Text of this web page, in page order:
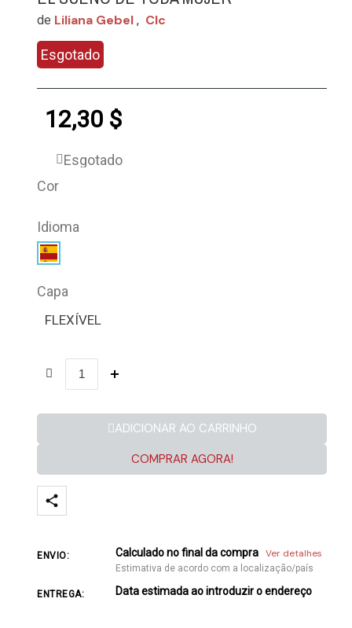
de Liliana Gebel , Clc
Esgotado
12,30 $
Esgotado
Cor
Idioma
Capa
FLEXÍVEL
ADICIONAR AO CARRINHO
COMPRAR AGORA!
ENVIO: Calculado no final da compra Ver detalhes
Estimativa de acordo com a localização/país
ENTREGA: Data estimada ao introduzir o endereço